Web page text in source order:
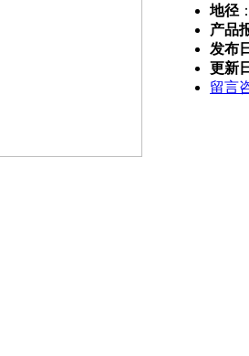
地径
产品
发布
更新
留言